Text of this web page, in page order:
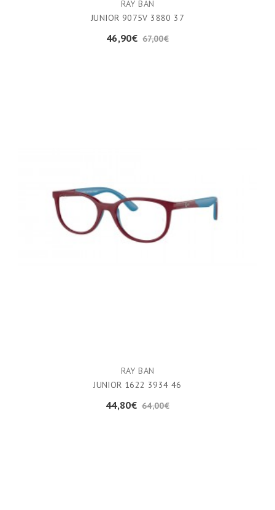
RAY BAN
JUNIOR 9075V 3880 37
46,90€ 67,00€
RAY BAN
JUNIOR 1622 3934 46
44,80€ 64,00€